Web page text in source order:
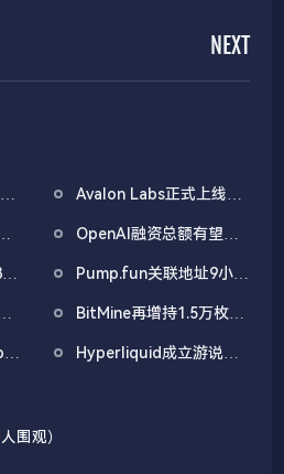
NEXT
Avalon Labs正式上线
OpenAI融资总额有望突
Pump.fun关联地址9小时
PUMP
BitMine再增持1.5万枚
枚
Hyperliquid成立游说组
人围观）